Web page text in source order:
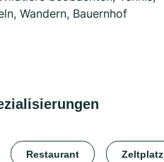
Wandern, Bauernhof
Restaurant Zeltplatz